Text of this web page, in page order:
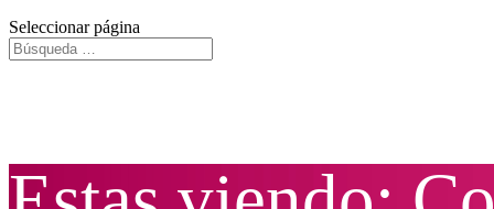
Seleccionar página